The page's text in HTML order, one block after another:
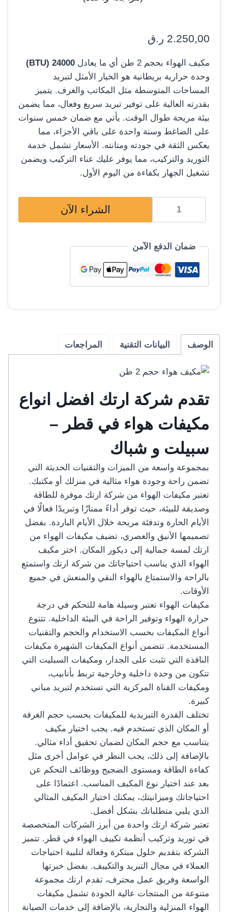
بناءً على
تقييم عميل
واحد
2.250,00 ر.ق
مكيف الهواء بحجم 2 طن أي ما يعادل
وحدة حرارية بريطانية هو الخيار الأمثل لتبريد
المساحات المتوسطة مثل المكاتب والغرف. يتميز
بقدرته العالية على توفير تبريد سريع وفعال، مما يضمن
بيئة مريحة طوال الوقت. يأتي مع ضمان خمس سنوات
على الضاغط وسنة واحدة على باقي الأجزاء، مما
يعكس الثقة في جودته ومتانته. الأسعار تشمل خدمة
التوريد والتركيب، مما يوفر عليك عناء التركيب ويضمن
تشغيل الجهاز بكفاءة من اليوم الأول.
سبليت
الشراء الآن
ضمان الدفع الآمن
الوصف البيانات التقنية المراجعات
تقدم شركة ارتك افضل انواع
مكيفات هواء في قطر –
سبيلت و شباك
بمجموعة واسعة من الميزات والتقنيات الحديثة التي
تضمن راحة وجودة هواء مثالية في منزلك أو مكتبك.
تعتبر مكيفات الهواء من شركة ارتك موفرة للطاقة
وصديقة للبيئة، حيث توفر أداءً ممتازًا وتبريدًا فعالًا في
الأيام الحارة وتدفئة مريحة خلال الأيام الباردة. بفضل
تصميمها الأنيق والعصري، تضيف مكيفات الهواء من
ارتك لمسة جمالية إلى ديكور المكان. اختر مكيف
الهواء الذي يناسب احتياجاتك من شركة ارتك واستمتع
بالراحة والاستمتاع بالهواء النقي والمنعش في جميع
الأوقات.
مكيفات الهواء تعتبر وسيلة هامة للتحكم في درجة
حرارة الهواء وتوفير الراحة في البيئة الداخلية. تتنوع
أنواع المكيفات بحسب الاستخدام والحجم والتقنيات
المستخدمة. تتضمن أنواع المكيفات الشهيرة مكيفات
النافذة التي تثبت على الجدار، ومكيفات السبليت التي
تتكون من وحدة داخلية وخارجية تربط بأنابيب،
ومكيفات القناة المركزية التي تستخدم لتبريد مباني
كبيرة.
تختلف القدرة التبريدية للمكيفات بحسب حجم الغرفة
أو المكان الذي تستخدم فيه. يجب اختيار مكيف
يتناسب مع حجم المكان لضمان تحقيق أداء مثالي.
بالإضافة إلى ذلك، يجب النظر في عوامل أخرى مثل
كفاءة الطاقة ومستوى الضجيج ووظائف التحكم عن
بعد عند اختيار نوع المكيف المناسب. اعتمادًا على
احتياجاتك وميزانيتك، يمكنك اختيار المكيف المثالي
الذي يلبي متطلباتك بشكل أفضل.
تعتبر شركة ارتك واحدة من أبرز الشركات المتخصصة
في توريد وتركيب أنظمة تكييف الهواء في قطر. تتميز
الشركة بتقديم حلول مبتكرة وفعالة لتلبية احتياجات
العملاء في مجال التبريد والتكييف. بفضل خبرتها
الواسعة وفريق عمل محترف، تقدم ارتك مجموعة
متنوعة من المنتجات عالية الجودة تشمل مكيفات
الهواء المنزلية والتجارية، بالإضافة إلى خدمات الصيانة